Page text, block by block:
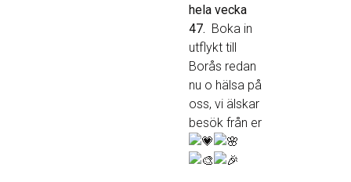
hela vecka
47. Boka in
utflykt till
Borås redan
nu o hälsa på
oss, vi älskar
besök från er